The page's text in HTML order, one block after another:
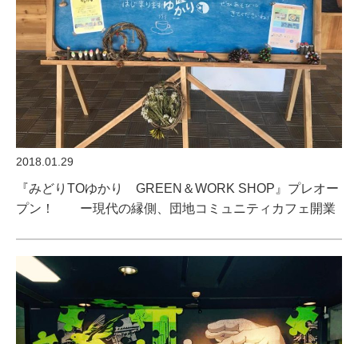
2018.01.29
『みどりTOゆかり GREEN＆WORK SHOP』プレオー
プン！ ー現代の縁側、団地コミュニティカフェ開業